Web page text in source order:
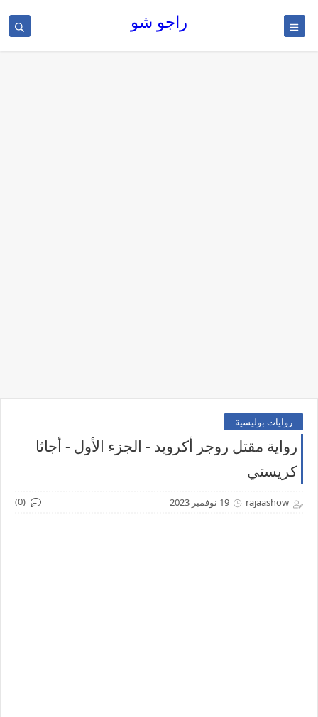
راجو شو
روايات بوليسية
رواية مقتل روجر أكرويد - الجزء الأول - أجاثا
كريستي
rajaashow 19 نوفمبر 2023 (0)